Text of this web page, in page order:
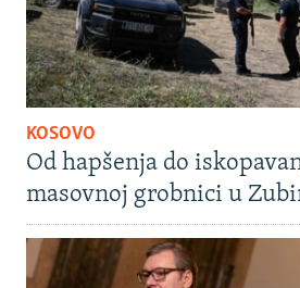
KOSOVO
Od hapšenja do
masovnoj grobnici u